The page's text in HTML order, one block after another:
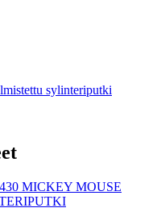
sylinteriputki